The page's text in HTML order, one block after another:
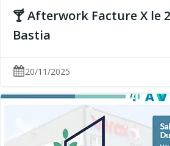
🍸 Afterwork Facture X le
Bastia
20/11/2025